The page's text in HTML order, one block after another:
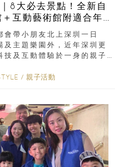
8大必去景點！全新自
互動藝術館附適合年
間
帶小朋友北上深圳一日
主題樂園外，近年深圳更
技及互動體驗於一身的親子
/ 親子活動